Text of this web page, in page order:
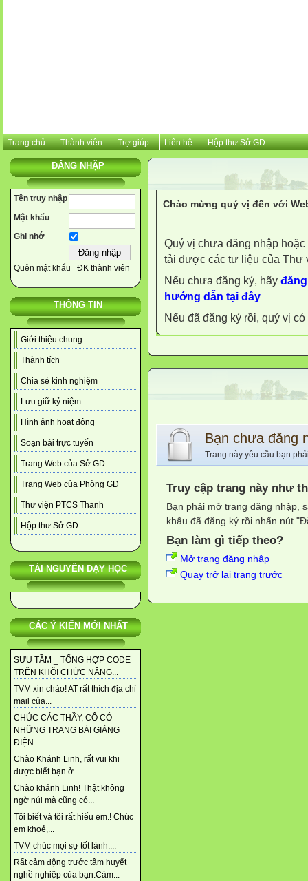
Trang chủ Thành viên Trợ giúp Liên hệ Hộp thư Sở GD
ĐĂNG NHẬP
Tên truy nhập
Mật khẩu
Ghi nhớ
Quên mật khẩu ĐK thành viên
THÔNG TIN
Giới thiệu chung
Thành tích
Chia sẻ kinh nghiệm
Lưu giữ kỷ niệm
Hình ảnh hoạt động
Soạn bài trực tuyến
Trang Web của Sở GD
Trang Web của Phòng GD
Thư viện PTCS Thanh
Hộp thư Sở GD
TÀI NGUYÊN DẠY HỌC
CÁC Ý KIẾN MỚI NHẤT
SƯU TẦM _ TỔNG HỢP CODE
TRÊN KHỐI CHỨC NĂNG...
TVM xin chào! AT rất thích địa chỉ
mail của...
CHÚC CÁC THẦY, CÔ CÓ
NHỮNG TRANG BÀI GIẢNG
ĐIỆN...
Chào Khánh Linh, rất vui khi
được biết bạn ở...
Chào khánh Linh! Thật không
ngờ núi mà cũng có...
Tôi biết và tôi rất hiểu em.! Chúc
em khoẻ,...
TVM chúc mọi sự tốt lành....
Rất cảm động trước tâm huyết
nghề nghiệp của bạn.Cảm...
Chào mừng quý vị đến với
Quý vị chưa đăng nhập
tải được các tư liệu của Thư
Nếu chưa đăng ký, hãy
hướng dẫn tại đây
Nếu đã đăng ký rồi, quý vị
Bạn chưa đăng
Trang này yêu cầu bạn
Truy cập trang này như
Bạn phải mở trang đăng nhập,
khẩu đã đăng ký rồi nhấn nút
Bạn làm gì tiếp theo?
Mở trang đăng nhập
Quay trở lại trang trước